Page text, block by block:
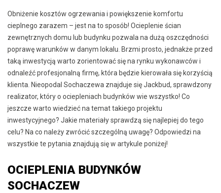
Obniżenie kosztów ogrzewania i powiększenie komfortu
cieplnego zarazem – jest na to sposób! Ocieplenie ścian
zewnętrznych domu lub budynku pozwala na dużą oszczędności
poprawę warunków w danym lokalu. Brzmi prosto, jednakże przed
taką inwestycją warto zorientować się na rynku wykonawców i
odnaleźć profesjonalną firmę, która będzie kierowała się korzyścią
klienta. Nieopodal Sochaczewa znajduje się Jackbud, sprawdzony
realizator, który o ociepleniach budynków wie wszystko! Co
jeszcze warto wiedzieć na temat takiego projektu
inwestycyjnego? Jakie materiały sprawdzą się najlepiej do tego
celu? Na co należy zwrócić szczególną uwagę? Odpowiedzi na
wszystkie te pytania znajdują się w artykule poniżej!
OCIEPLENIA BUDYNKÓW
SOCHACZEW